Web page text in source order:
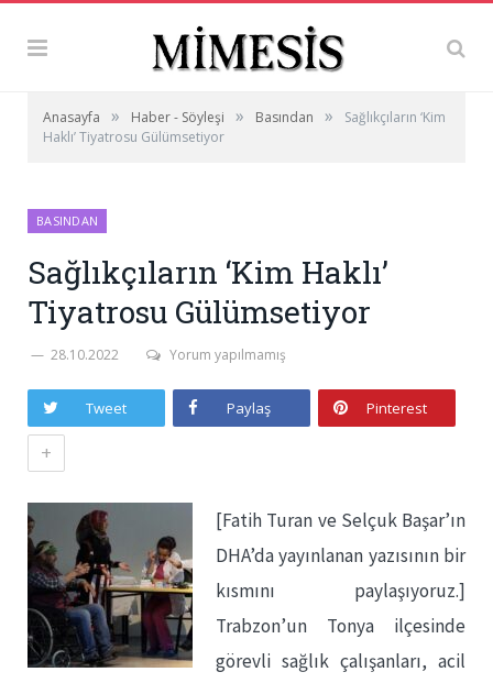
Anasayfa » Haber - Söyleşi » Basından »
Sağlıkçıların ‘Kim
Haklı’ Tiyatrosu Gülümsetiyor
BASINDAN
Sağlıkçıların ‘Kim Haklı’
Tiyatrosu Gülümsetiyor
28.10.2022 Yorum yapılmamış
Tweet Paylaş Pinterest
+
[Fatih Turan ve Selçuk Başar’ın
DHA’da yayınlanan yazısının bir
kısmını paylaşıyoruz.]
Trabzon’un Tonya ilçesinde
görevli sağlık çalışanları, acil